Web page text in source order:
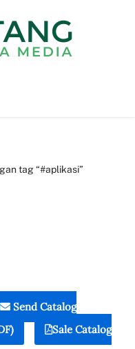
tag “#aplikasi”
Send Catalog
Sale Catalog